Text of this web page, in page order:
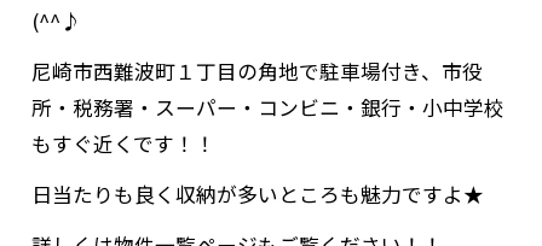
(^^♪
尼崎市西難波町１丁目の角地で駐車場付き、市役
所・税務署・スーパー・コンビニ・銀行・小中学校
もすぐ近くです！！
日当たりも良く収納が多いところも魅力ですよ★